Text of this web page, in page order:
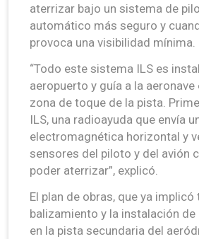
aterrizar bajo un sistema de
automático más seguro y
provoca una visibilidad mínima.
“Todo este sistema ILS es
aeropuerto y guía a la aeronave
zona de toque de la pista.
ILS, una radioayuda que envía
electromagnética horizontal y
sensores del piloto y del avión
poder aterrizar”, explicó.
El plan de obras, que ya
balizamiento y la instalación de
en la pista secundaria del